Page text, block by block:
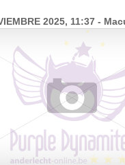
2025, 11:37 -